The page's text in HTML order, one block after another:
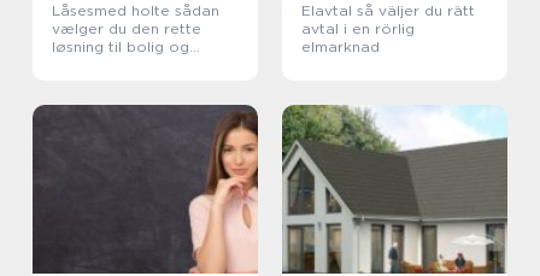
Låsesmed holte sådan
vælger du den rette
løsning til bolig og
Elavtal så väljer du rätt
avtal i en rörlig
elmarknad